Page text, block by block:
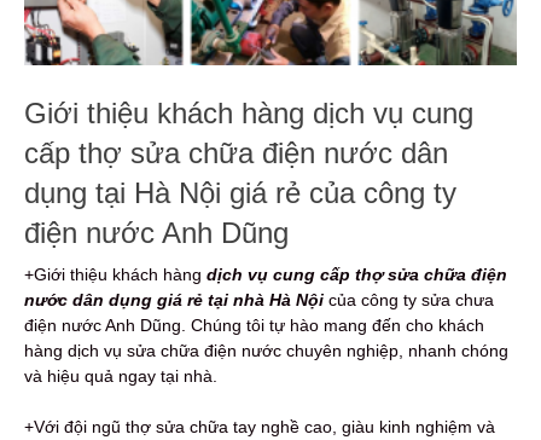
Giới thiệu khách hàng dịch vụ cung
cấp thợ sửa chữa điện nước dân
dụng tại Hà Nội giá rẻ của công ty
điện nước Anh Dũng
+Giới thiệu khách hàng dịch vụ cung cấp thợ sửa chữa điện
nước dân dụng giá rẻ tại nhà Hà Nội của công ty sửa chưa
điện nước Anh Dũng. Chúng tôi tự hào mang đến cho khách
hàng dịch vụ sửa chữa điện nước chuyên nghiệp, nhanh chóng
và hiệu quả ngay tại nhà.
+Với đội ngũ thợ sửa chữa tay nghề cao, giàu kinh nghiệm và